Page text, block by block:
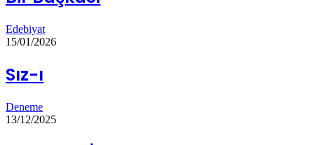
Edebiyat
15/01/2026
Sız-ı
Deneme
13/12/2025